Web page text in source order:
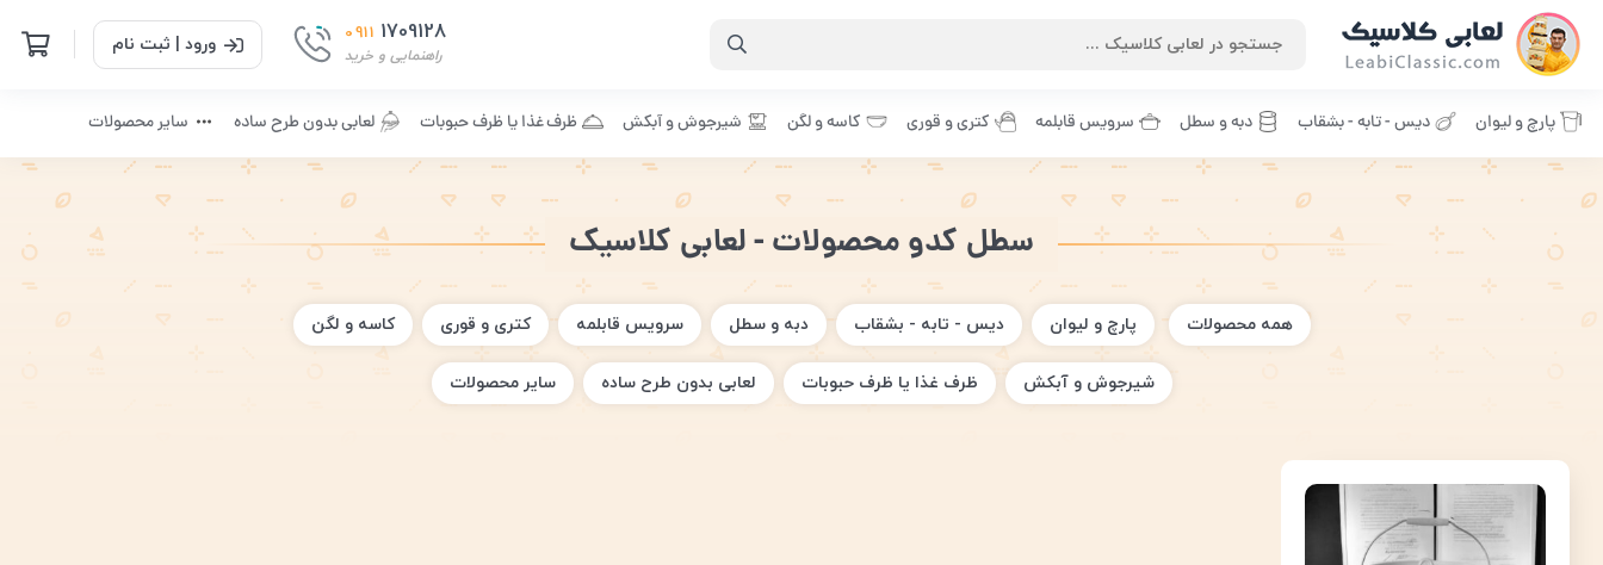
0911 1709128
راهنمایی و خرید ورود | ثبت نام
پارچ و لیوان دیس - تابه - بشقاب دبه و سطل سرویس قابلمه کتری و قوری کاسه و لگن شیرجوش و آبکش ظرف غذا یا ظرف حبوبات لعابی بدون طرح ساده سایر محصولات
سطل کدو محصولات - لعابی کلاسیک
همه محصولات پارچ و لیوان دیس - تابه - بشقاب دبه و سطل سرویس قابلمه کتری و قوری کاسه و لگن
شیرجوش و آبکش ظرف غذا یا ظرف حبوبات لعابی بدون طرح ساده سایر محصولات